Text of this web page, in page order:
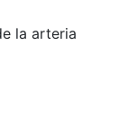
la arteria